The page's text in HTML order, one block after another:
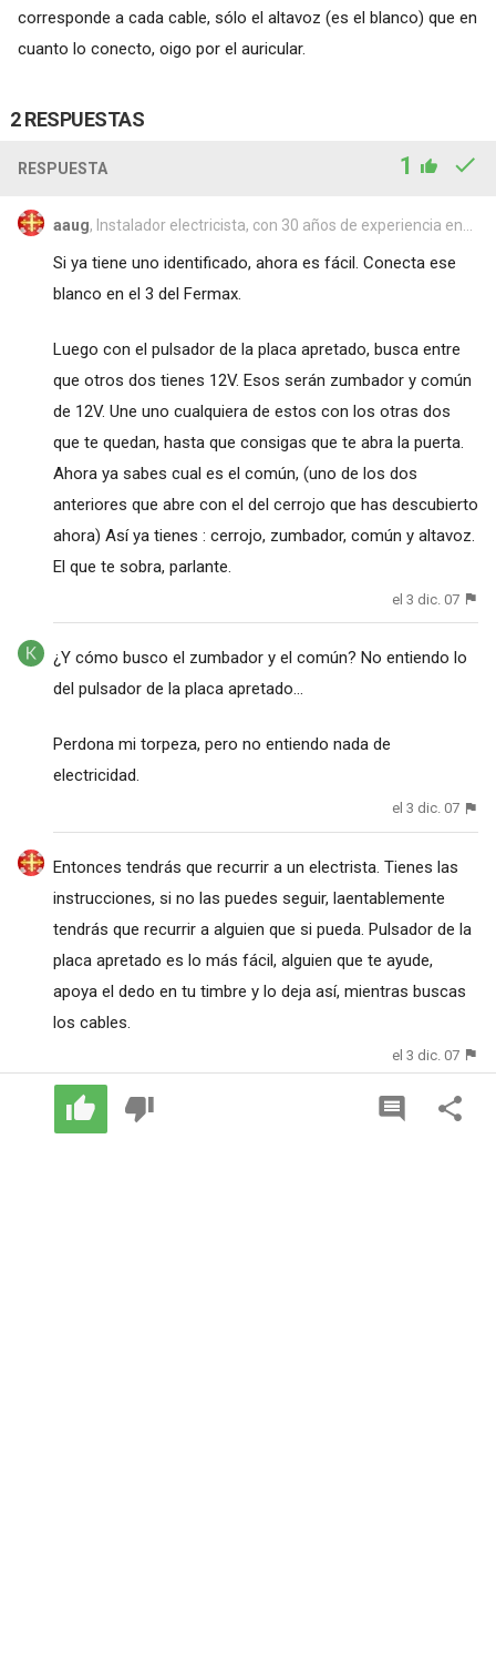
corresponde a cada cable, sólo el altavoz (es el blanco) que en
cuanto lo conecto, oigo por el auricular.
2 RESPUESTAS
RESPUESTA 1
aaug, Instalador electricista, con 30 años de experiencia en...
Si ya tiene uno identificado, ahora es fácil. Conecta ese
blanco en el 3 del Fermax.
Luego con el pulsador de la placa apretado, busca entre
que otros dos tienes 12V. Esos serán zumbador y común
de 12V. Une uno cualquiera de estos con los otras dos
que te quedan, hasta que consigas que te abra la puerta.
Ahora ya sabes cual es el común, (uno de los dos
anteriores que abre con el del cerrojo que has descubierto
ahora) Así ya tienes : cerrojo, zumbador, común y altavoz.
El que te sobra, parlante.
el 3 dic. 07
¿Y cómo busco el zumbador y el común? No entiendo lo
del pulsador de la placa apretado...
Perdona mi torpeza, pero no entiendo nada de
electricidad.
el 3 dic. 07
Entonces tendrás que recurrir a un electrista. Tienes las
instrucciones, si no las puedes seguir, laentablemente
tendrás que recurrir a alguien que si pueda. Pulsador de la
placa apretado es lo más fácil, alguien que te ayude,
apoya el dedo en tu timbre y lo deja así, mientras buscas
los cables.
el 3 dic. 07